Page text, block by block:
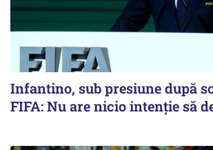
Infantino, sub presiune după
FIFA: Nu are nicio intenție să